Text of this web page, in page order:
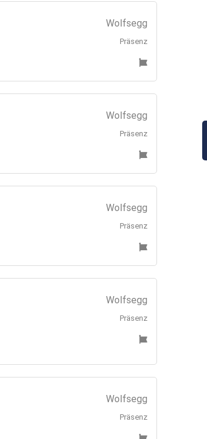
Wolfsegg
Präsenz
Wolfsegg
Präsenz
Wolfsegg
Präsenz
Wolfsegg
Präsenz
Wolfsegg
Präsenz